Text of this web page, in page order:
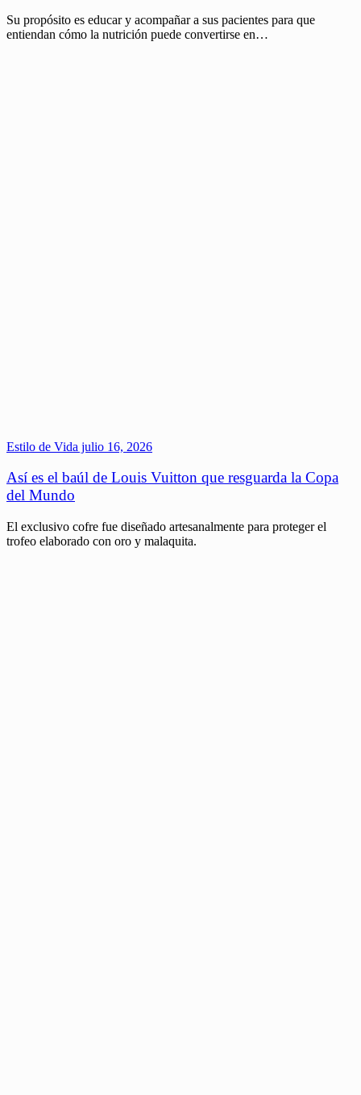
Su propósito es educar y acompañar a sus pacientes para que
entiendan cómo la nutrición puede convertirse en…
Estilo de Vida julio 16, 2026
Así es el baúl de Louis Vuitton que resguarda la Copa
del Mundo
El exclusivo cofre fue diseñado artesanalmente para proteger el
trofeo elaborado con oro y malaquita.